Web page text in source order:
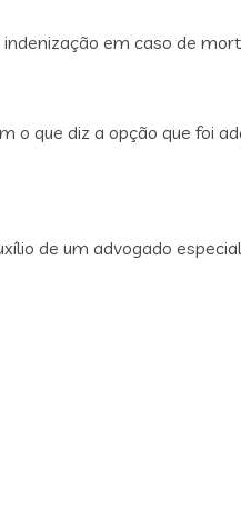
em caso de
o que diz a opção que foi
de um advogado